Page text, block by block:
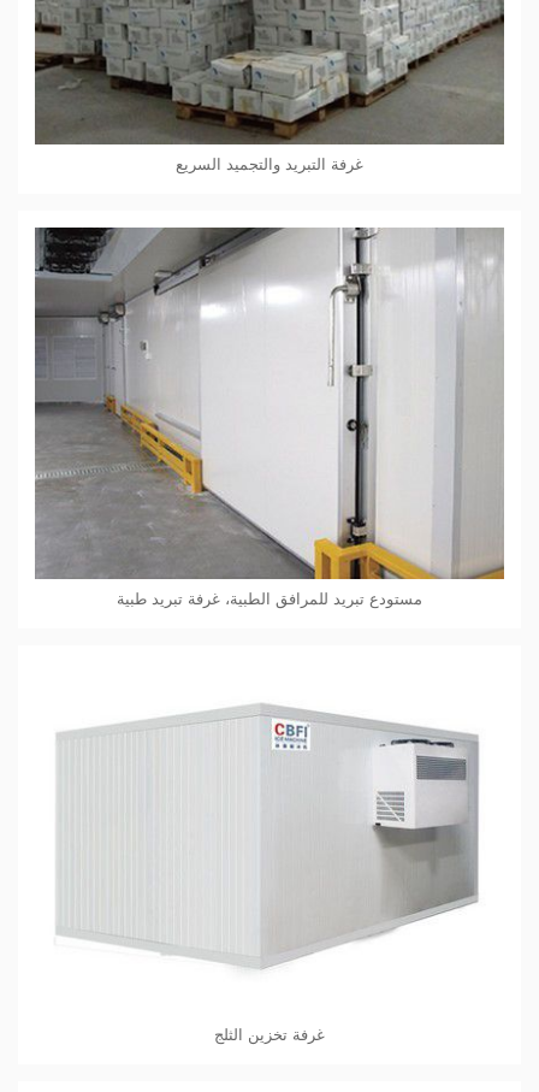
غرفة التبريد والتجميد السريع
مستودع تبريد للمرافق الطبية، غرفة تبريد طبية
غرفة تخزين الثلج